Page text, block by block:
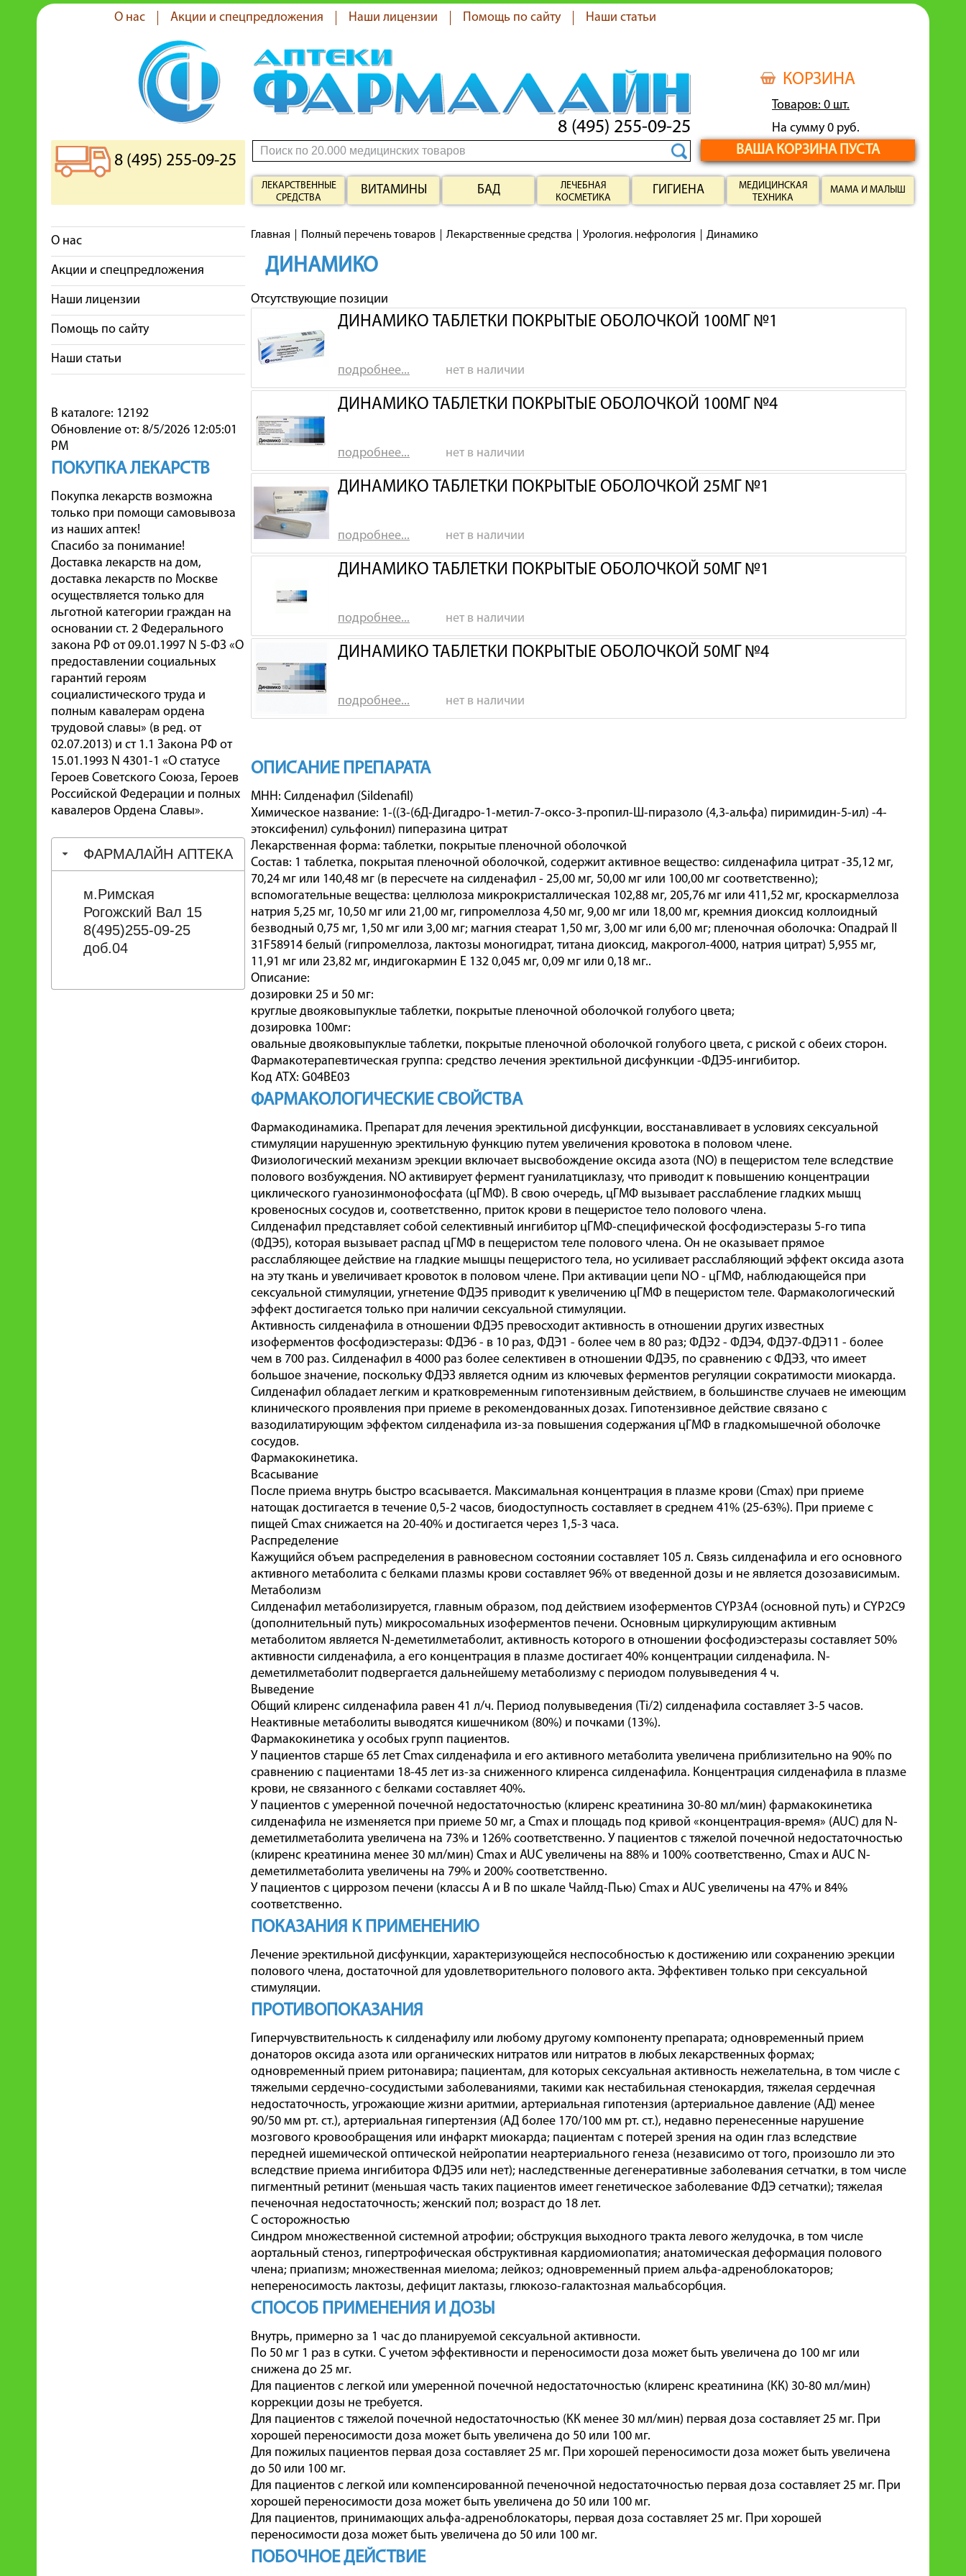
О нас Акции и спецпредложения Наши лицензии Помощь по сайту Наши статьи
КОРЗИНА
Товаров: 0 шт.
На сумму 0 руб.
ВАША КОРЗИНА ПУСТА
8 (495) 255-09-25
8 (495) 255-09-25
ЛЕКАРСТВЕННЫЕ
СРЕДСТВА
ВИТАМИНЫ БАД
ЛЕЧЕБНАЯ
КОСМЕТИКА
ГИГИЕНА
МЕДИЦИНСКАЯ
ТЕХНИКА
МАМА И МАЛЫШ
О нас
Акции и спецпредложения
Наши лицензии
Помощь по сайту
Наши статьи
В каталоге: 12192
Обновление от: 8/5/2026 12:05:01
PM
ПОКУПКА ЛЕКАРСТВ
Покупка лекарств возможна
только при помощи самовывоза
из наших аптек!
Спасибо за понимание!
Доставка лекарств на дом,
доставка лекарств по Москве
осуществляется только для
льготной категории граждан на
основании ст. 2 Федерального
закона РФ от 09.01.1997 N 5-ФЗ «О
предоставлении социальных
гарантий героям
социалистического труда и
полным кавалерам ордена
трудовой славы» (в ред. от
02.07.2013) и ст 1.1 Закона РФ от
15.01.1993 N 4301-1 «О статусе
Героев Советского Союза, Героев
Российской Федерации и полных
кавалеров Ордена Славы».
ФАРМАЛАЙН АПТЕКА
м.Римская
Рогожский Вал 15
8(495)255-09-25
доб.04
Главная Полный перечень товаров Лекарственные средства Урология. нефрология Динамико
ДИНАМИКО
Отсутствующие позиции
ДИНАМИКО ТАБЛЕТКИ ПОКРЫТЫЕ ОБОЛОЧКОЙ 100МГ №1
подробнее... нет в наличии
ДИНАМИКО ТАБЛЕТКИ ПОКРЫТЫЕ ОБОЛОЧКОЙ 100МГ №4
подробнее... нет в наличии
ДИНАМИКО ТАБЛЕТКИ ПОКРЫТЫЕ ОБОЛОЧКОЙ 25МГ №1
подробнее... нет в наличии
ДИНАМИКО ТАБЛЕТКИ ПОКРЫТЫЕ ОБОЛОЧКОЙ 50МГ №1
подробнее... нет в наличии
ДИНАМИКО ТАБЛЕТКИ ПОКРЫТЫЕ ОБОЛОЧКОЙ 50МГ №4
подробнее... нет в наличии
ОПИСАНИЕ ПРЕПАРАТА
МНН: Силденафил (Sildenafil)
Химическое название: 1-((3-(6Д-Дигадро-1-метил-7-оксо-3-пропил-Ш-пиразоло (4,3-альфа) пиримидин-5-ил) -4-
этоксифенил) сульфонил) пиперазина цитрат
Лекарственная форма: таблетки, покрытые пленочной оболочкой
Состав: 1 таблетка, покрытая пленочной оболочкой, содержит активное вещество: силденафила цитрат -35,12 мг,
70,24 мг или 140,48 мг (в пересчете на силденафил - 25,00 мг, 50,00 мг или 100,00 мг соответственно);
вспомогательные вещества: целлюлоза микрокристаллическая 102,88 мг, 205,76 мг или 411,52 мг, кроскармеллоза
натрия 5,25 мг, 10,50 мг или 21,00 мг, гипромеллоза 4,50 мг, 9,00 мг или 18,00 мг, кремния диоксид коллоидный
безводный 0,75 мг, 1,50 мг или 3,00 мг; магния стеарат 1,50 мг, 3,00 мг или 6,00 мг; пленочная оболочка: Опадрай II
31F58914 белый (гипромеллоза, лактозы моногидрат, титана диоксид, макрогол-4000, натрия цитрат) 5,955 мг,
11,91 мг или 23,82 мг, индигокармин Е 132 0,045 мг, 0,09 мг или 0,18 мг..
Описание:
дозировки 25 и 50 мг:
круглые двояковыпуклые таблетки, покрытые пленочной оболочкой голубого цвета;
дозировка 100мг:
овальные двояковыпуклые таблетки, покрытые пленочной оболочкой голубого цвета, с риской с обеих сторон.
Фармакотерапевтическая группа: средство лечения эректильной дисфункции -ФДЭ5-ингибитор.
Код ATX: G04BE03
ФАРМАКОЛОГИЧЕСКИЕ СВОЙСТВА
Фармакодинамика. Препарат для лечения эректильной дисфункции, восстанавливает в условиях сексуальной
стимуляции нарушенную эректильную функцию путем увеличения кровотока в половом члене.
Физиологический механизм эрекции включает высвобождение оксида азота (NO) в пещеристом теле вследствие
полового возбуждения. NO активирует фермент гуанилатциклазу, что приводит к повышению концентрации
циклического гуанозинмонофосфата (цГМФ). В свою очередь, цГМФ вызывает расслабление гладких мышц
кровеносных сосудов и, соответственно, приток крови в пещеристое тело полового члена.
Силденафил представляет собой селективный ингибитор цГМФ-специфической фосфодиэстеразы 5-го типа
(ФДЭ5), которая вызывает распад цГМФ в пещеристом теле полового члена. Он не оказывает прямое
расслабляющее действие на гладкие мышцы пещеристого тела, но усиливает расслабляющий эффект оксида азота
на эту ткань и увеличивает кровоток в половом члене. При активации цепи NO - цГМФ, наблюдающейся при
сексуальной стимуляции, угнетение ФДЭ5 приводит к увеличению цГМФ в пещеристом теле. Фармакологический
эффект достигается только при наличии сексуальной стимуляции.
Активность силденафила в отношении ФДЭ5 превосходит активность в отношении других известных
изоферментов фосфодиэстеразы: ФДЭ6 - в 10 раз, ФДЭ1 - более чем в 80 раз; ФДЭ2 - ФДЭ4, ФДЭ7-ФДЭ11 - более
чем в 700 раз. Силденафил в 4000 раз более селективен в отношении ФДЭ5, по сравнению с ФДЭЗ, что имеет
большое значение, поскольку ФДЭЗ является одним из ключевых ферментов регуляции сократимости миокарда.
Силденафил обладает легким и кратковременным гипотензивным действием, в большинстве случаев не имеющим
клинического проявления при приеме в рекомендованных дозах. Гипотензивное действие связано с
вазодилатирующим эффектом силденафила из-за повышения содержания цГМФ в гладкомышечной оболочке
сосудов.
Фармакокинетика.
Всасывание
После приема внутрь быстро всасывается. Максимальная концентрация в плазме крови (Cmax) при приеме
натощак достигается в течение 0,5-2 часов, биодоступность составляет в среднем 41% (25-63%). При приеме с
пищей Cmax снижается на 20-40% и достигается через 1,5-3 часа.
Распределение
Кажущийся объем распределения в равновесном состоянии составляет 105 л. Связь силденафила и его основного
активного метаболита с белками плазмы крови составляет 96% от введенной дозы и не является дозозависимым.
Метаболизм
Силденафил метаболизируется, главным образом, под действием изоферментов CYP3A4 (основной путь) и CYP2C9
(дополнительный путь) микросомальных изоферментов печени. Основным циркулирующим активным
метаболитом является N-деметилметаболит, активность которого в отношении фосфодиэстеразы составляет 50%
активности силденафила, а его концентрация в плазме достигает 40% концентрации силденафила. N-
деметилметаболит подвергается дальнейшему метаболизму с периодом полувыведения 4 ч.
Выведение
Общий клиренс силденафила равен 41 л/ч. Период полувыведения (Ti/2) силденафила составляет 3-5 часов.
Неактивные метаболиты выводятся кишечником (80%) и почками (13%).
Фармакокинетика у особых групп пациентов.
У пациентов старше 65 лет Cmax силденафила и его активного метаболита увеличена приблизительно на 90% по
сравнению с пациентами 18-45 лет из-за сниженного клиренса силденафила. Концентрация силденафила в плазме
крови, не связанного с белками составляет 40%.
У пациентов с умеренной почечной недостаточностью (клиренс креатинина 30-80 мл/мин) фармакокинетика
силденафила не изменяется при приеме 50 мг, а Cmax и площадь под кривой «концентрация-время» (AUC) для N-
деметилметаболита увеличена на 73% и 126% соответственно. У пациентов с тяжелой почечной недостаточностью
(клиренс креатинина менее 30 мл/мин) Cmax и AUC увеличены на 88% и 100% соответственно, Cmax и AUC N-
деметилметаболита увеличены на 79% и 200% соответственно.
У пациентов с циррозом печени (классы А и В по шкале Чайлд-Пью) Cmax и AUC увеличены на 47% и 84%
соответственно.
ПОКАЗАНИЯ К ПРИМЕНЕНИЮ
Лечение эректильной дисфункции, характеризующейся неспособностью к достижению или сохранению эрекции
полового члена, достаточной для удовлетворительного полового акта. Эффективен только при сексуальной
стимуляции.
ПРОТИВОПОКАЗАНИЯ
Гиперчувствительность к силденафилу или любому другому компоненту препарата; одновременный прием
донаторов оксида азота или органических нитратов или нитратов в любых лекарственных формах;
одновременный прием ритонавира; пациентам, для которых сексуальная активность нежелательна, в том числе с
тяжелыми сердечно-сосудистыми заболеваниями, такими как нестабильная стенокардия, тяжелая сердечная
недостаточность, угрожающие жизни аритмии, артериальная гипотензия (артериальное давление (АД) менее
90/50 мм рт. ст.), артериальная гипертензия (АД более 170/100 мм рт. ст.), недавно перенесенные нарушение
мозгового кровообращения или инфаркт миокарда; пациентам с потерей зрения на один глаз вследствие
передней ишемической оптической нейропатии неартериального генеза (независимо от того, произошло ли это
вследствие приема ингибитора ФДЭ5 или нет); наследственные дегенеративные заболевания сетчатки, в том числе
пигментный ретинит (меньшая часть таких пациентов имеет генетическое заболевание ФДЭ сетчатки); тяжелая
печеночная недостаточность; женский пол; возраст до 18 лет.
С осторожностью
Синдром множественной системной атрофии; обструкция выходного тракта левого желудочка, в том числе
аортальный стеноз, гипертрофическая обструктивная кардиомиопатия; анатомическая деформация полового
члена; приапизм; множественная миелома; лейкоз; одновременный прием альфа-адреноблокаторов;
непереносимость лактозы, дефицит лактазы, глюкозо-галактозная мальабсорбция.
СПОСОБ ПРИМЕНЕНИЯ И ДОЗЫ
Внутрь, примерно за 1 час до планируемой сексуальной активности.
По 50 мг 1 раз в сутки. С учетом эффективности и переносимости доза может быть увеличена до 100 мг или
снижена до 25 мг.
Для пациентов с легкой или умеренной почечной недостаточностью (клиренс креатинина (КК) 30-80 мл/мин)
коррекции дозы не требуется.
Для пациентов с тяжелой почечной недостаточностью (КК менее 30 мл/мин) первая доза составляет 25 мг. При
хорошей переносимости доза может быть увеличена до 50 или 100 мг.
Для пожилых пациентов первая доза составляет 25 мг. При хорошей переносимости доза может быть увеличена
до 50 или 100 мг.
Для пациентов с легкой или компенсированной печеночной недостаточностью первая доза составляет 25 мг. При
хорошей переносимости доза может быть увеличена до 50 или 100 мг.
Для пациентов, принимающих альфа-адреноблокаторы, первая доза составляет 25 мг. При хорошей
переносимости доза может быть увеличена до 50 или 100 мг.
ПОБОЧНОЕ ДЕЙСТВИЕ